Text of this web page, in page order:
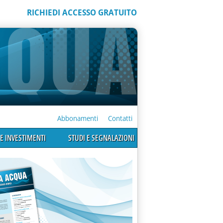
RICHIEDI ACCESSO GRATUITO
Abbonamenti Contatti
INVESTIMENTI STUDI E SEGNALAZIONI